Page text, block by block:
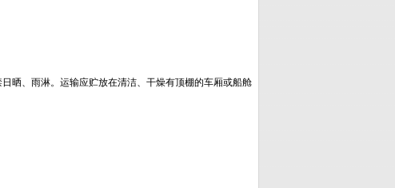
晒、雨淋。运输应贮放在清洁、干燥有顶棚的车厢或船舱